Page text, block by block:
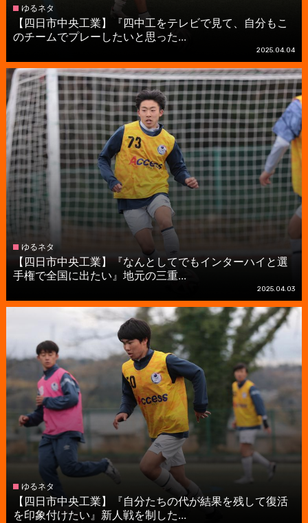
ゆるネタ
【四日市中央工業】『四中工をテレビで見て、自分もこ
のチームでプレーしたいと思った...
2025.04.04
ゆるネタ
【四日市中央工業】『なんとしてでもインターハイと選
手権で全国に出たい』地元の三重...
2025.04.03
ゆるネタ
【四日市中央工業】『自分たちの代が結果を残して復活
を印象付けたい』新人戦を制した...